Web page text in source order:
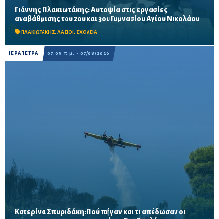
Γιάννης Πλακιωτάκης: Αυτοψία στις εργασίες
αναβάθμισης του 2ου και 3ου Γυμνασίου Αγίου Νικολάου
ΠΛΑΚΙΩΤΑΚΗΣ, ΛΑΣΙΘΙ, ΣΧΟΛΕΙΑ
Οι παρεμβάσεις του προγράμματος «Μαριέττα Γιαννάκου»
αναμένεται να ολοκληρωθούν πριν από τη νέα σχολική χρονιά –
Προβλέπονται ανακαινίσεις αιθουσών, αύλειων και...
ΙΕΡΑΠΕΤΡΑ 07:09 π.μ. - 07/08/2026
Κατερίνα Σπυριδάκη:Πού πήγαν και τι απέδωσαν οι